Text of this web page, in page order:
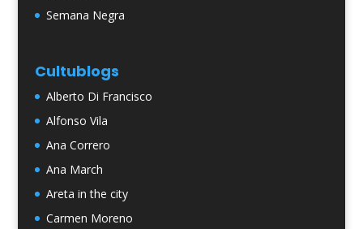
Semana Negra
Cultublogs
Alberto Di Francisco
Alfonso Vila
Ana Correro
Ana March
Areta in the city
Carmen Moreno